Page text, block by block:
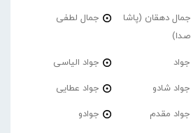
جمال دهقان (پاشا
صدا)
جمال لطفی
جواد جواد الیاسی
جواد شادو جواد عطایی
جواد مقدم جوادو